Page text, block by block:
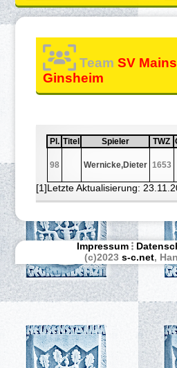
Team SV
Ginsheim
Pl.
Sortiere aufsteigend nach
Pl. Titel
Sortiere aufsteigend nach
Titel SpielerSortiere
Spieler TWZ
TWZ
98 Wernicke,Dieter 1653
[1]Letzte Aktualisierung:
Impressum
(c)2023 s-c.net,